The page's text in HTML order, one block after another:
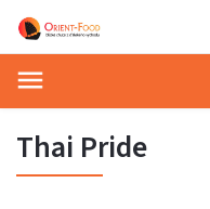
Thai Pride